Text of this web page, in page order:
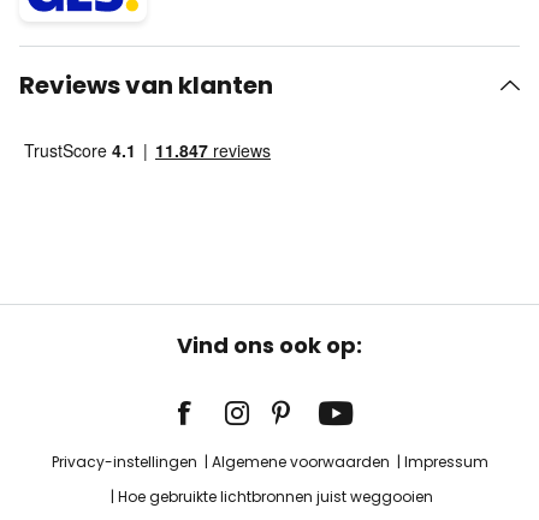
Reviews van klanten
Vind ons ook op:
Privacy-instellingen Algemene voorwaarden
Impressum
Hoe gebruikte lichtbronnen juist weggooien